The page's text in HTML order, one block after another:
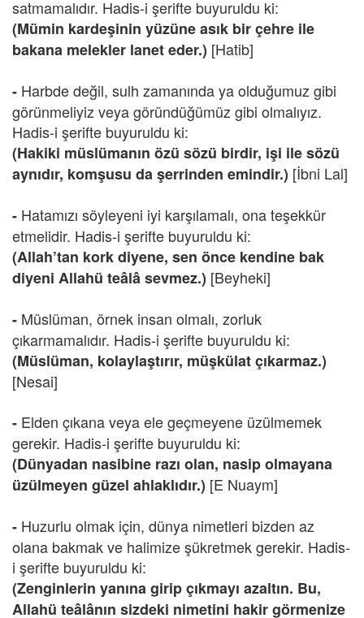
satmamalıdır. Hadis-i şerifte buyuruldu ki:
(Mümin kardeşinin yüzüne asık bir çehre ile
bakana melekler lanet eder.) [Hatib]
- Harbde değil, sulh zamanında ya olduğumuz gibi
görünmeliyiz veya göründüğümüz gibi olmalıyız.
Hadis-i şerifte buyuruldu ki:
(Hakiki müslümanın özü sözü birdir, işi ile sözü
aynıdır, komşusu da şerrinden emindir.) [İbni Lal]
- Hatamızı söyleyeni iyi karşılamalı, ona teşekkür
etmelidir. Hadis-i şerifte buyuruldu ki:
(Allah’tan kork diyene, sen önce kendine bak
diyeni Allahü teâlâ sevmez.) [Beyheki]
- Müslüman, örnek insan olmalı, zorluk
çıkarmamalıdır. Hadis-i şerifte buyuruldu ki:
(Müslüman, kolaylaştırır, müşkülat çıkarmaz.)
[Nesai]
- Elden çıkana veya ele geçmeyene üzülmemek
gerekir. Hadis-i şerifte buyuruldu ki:
(Dünyadan nasibine razı olan, nasip olmayana
üzülmeyen güzel ahlaklıdır.) [E Nuaym]
- Huzurlu olmak için, dünya nimetleri bizden az
olana bakmak ve halimize şükretmek gerekir. Hadis-
i şerifte buyuruldu ki:
(Zenginlerin yanına girip çıkmayı azaltın. Bu,
Allahü teâlânın sizdeki nimetini hakir görmenize